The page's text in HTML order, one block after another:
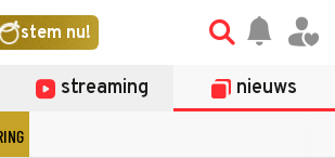
stem nu!
streaming nieuws